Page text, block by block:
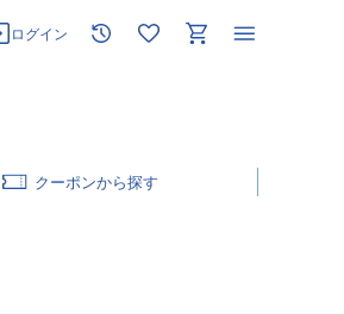
ログイン
クーポン